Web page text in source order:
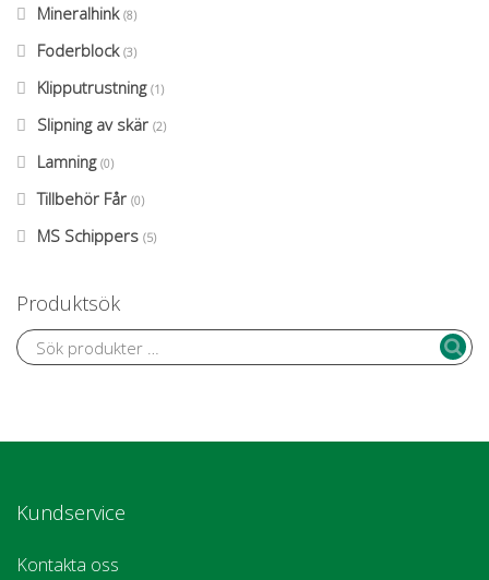
Mineralhink (8)
Foderblock (3)
Klipputrustning (1)
Slipning av skär (2)
Lamning (0)
Tillbehör Får (0)
MS Schippers (5)
Produktsök
Kundservice
Kontakta oss